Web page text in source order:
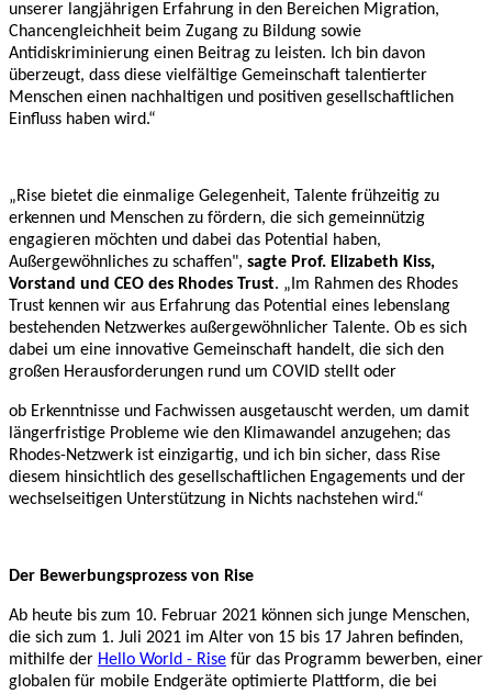
unserer langjährigen Erfahrung in den Bereichen Migration,
Chancengleichheit beim Zugang zu Bildung sowie
Antidiskriminierung einen Beitrag zu leisten. Ich bin davon
überzeugt, dass diese vielfältige Gemeinschaft talentierter
Menschen einen nachhaltigen und positiven gesellschaftlichen
Einfluss haben wird.“
„Rise bietet die einmalige Gelegenheit, Talente frühzeitig zu
erkennen und Menschen zu fördern, die sich gemeinnützig
engagieren möchten und dabei das Potential haben,
Außergewöhnliches zu schaffen", sagte Prof. Elizabeth Kiss,
Vorstand und CEO des Rhodes Trust. „Im Rahmen des Rhodes
Trust kennen wir aus Erfahrung das Potential eines lebenslang
bestehenden Netzwerkes außergewöhnlicher Talente. Ob es sich
dabei um eine innovative Gemeinschaft handelt, die sich den
großen Herausforderungen rund um COVID stellt oder
ob Erkenntnisse und Fachwissen ausgetauscht werden, um damit
längerfristige Probleme wie den Klimawandel anzugehen; das
Rhodes-Netzwerk ist einzigartig, und ich bin sicher, dass Rise
diesem hinsichtlich des gesellschaftlichen Engagements und der
wechselseitigen Unterstützung in Nichts nachstehen wird.“
Der Bewerbungsprozess von Rise
Ab heute bis zum 10. Februar 2021 können sich junge Menschen,
die sich zum 1. Juli 2021 im Alter von 15 bis 17 Jahren befinden,
mithilfe der Hello World - Rise für das Programm bewerben, einer
globalen für mobile Endgeräte optimierte Plattform, die bei